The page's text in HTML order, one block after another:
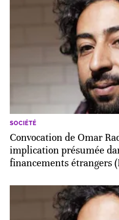
SOCIÉTÉ
Convocation de Omar
implication présumée
financements étrangers